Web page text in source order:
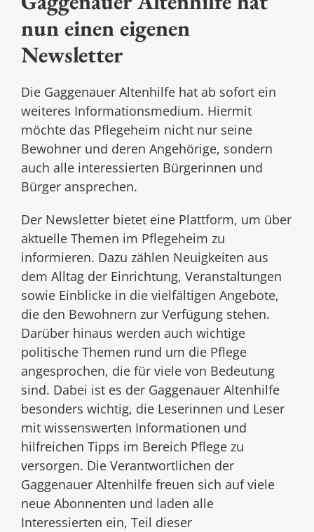
nun einen eigenen
Newsletter
Die Gaggenauer Altenhilfe hat ab sofort ein
weiteres Informationsmedium. Hiermit
möchte das Pflegeheim nicht nur seine
Bewohner und deren Angehörige, sondern
auch alle interessierten Bürgerinnen und
Bürger ansprechen.
Der Newsletter bietet eine Plattform, um über
aktuelle Themen im Pflegeheim zu
informieren. Dazu zählen Neuigkeiten aus
dem Alltag der Einrichtung, Veranstaltungen
sowie Einblicke in die vielfältigen Angebote,
die den Bewohnern zur Verfügung stehen.
Darüber hinaus werden auch wichtige
politische Themen rund um die Pflege
angesprochen, die für viele von Bedeutung
sind. Dabei ist es der Gaggenauer Altenhilfe
besonders wichtig, die Leserinnen und Leser
mit wissenswerten Informationen und
hilfreichen Tipps im Bereich Pflege zu
versorgen. Die Verantwortlichen der
Gaggenauer Altenhilfe freuen sich auf viele
neue Abonnenten und laden alle
Interessierten ein, Teil dieser